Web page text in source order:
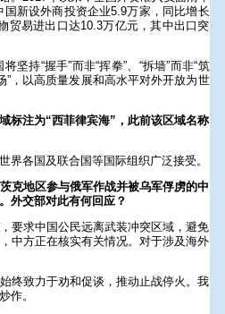
新设外商投资企业5.9万家，同比增长
贸易进出口达10.3万亿元，其中出口突
持“握手”而非“挥拳”、“拆墙”而非“筑
”，以高质量发展和高水平对外开放为世
标注为“西菲律宾海”，此前该区域名称
各国及联合国等国际组织广泛接受。
克地区参与俄军作战并被乌军俘虏的中
外交部对此有何回应？
要求中国公民远离武装冲突区域，避免
中方正在核实有关情况。对于涉及海外
终致力于劝和促谈，推动止战停火。我
作。